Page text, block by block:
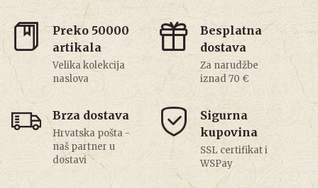
Preko 50000
artikala
Velika kolekcija
naslova
Besplatna
dostava
Za narudžbe
iznad 70 €
Brza dostava
Hrvatska pošta -
naš partner u
dostavi
Sigurna
kupovina
SSL certifikat i
WSPay